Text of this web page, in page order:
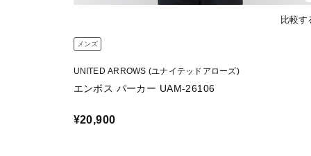
比較す
メンズ
UNITED ARROWS (ユナイテッドアローズ)
エンボス パーカー UAM-26106
¥20,900